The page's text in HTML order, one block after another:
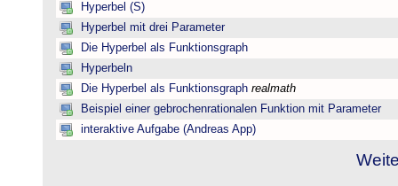
Hyperbel (S)
Hyperbel mit drei Parameter
Die Hyperbel als Funktionsgraph
Hyperbeln
Die Hyperbel als Funktionsgraph realmath
Beispiel einer gebrochenrationalen Funktion mit Parameter
interaktive Aufgabe (Andreas App)